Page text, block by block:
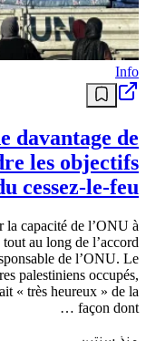
Info
davantage de
les objectifs
cessez-le-feu
la capacité de l’ONU à
au long de l’accord
de l’ONU. Le
palestiniens occupés,
« très heureux » de la
façon dont …